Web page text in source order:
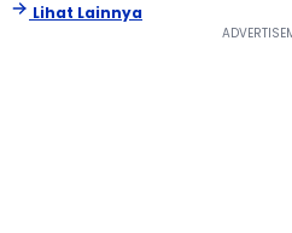
Lihat Lainnya